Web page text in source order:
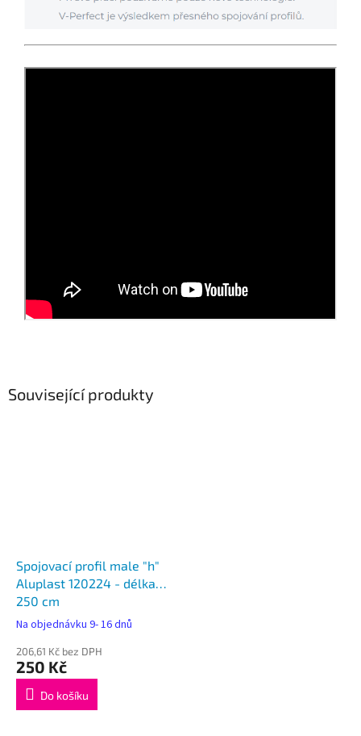
Související produkty
Spojovací profil male "h"
Aluplast 120224 - délka
250 cm
Na objednávku 9- 16 dnů
206,61 Kč bez DPH
250 Kč
Do košíku